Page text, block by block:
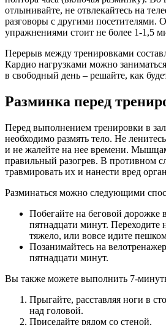
отлынивайте, не отвлекайтесь на
разговоры с другими посетителями.
упражнениями стоит не более 1-1,5
Перерыв между тренировками
Кардио нагрузками можно
в свободный день – решайте, как
Разминка перед
Перед выполнением тренировки в
необходимо размять тело. Не
и не жалейте на нее времени.
правильный разогрев. В противном
травмировать их и нанести вред
Разминаться можно следующими
Побегайте на беговой дорожке
пятнадцати минут. Переходите
тяжело, или вовсе идите
Позанимайтесь на
пятнадцати минут.
Вы также можете выполнить 7-
Прыгайте, расставляя ноги в
над головой.
Приседайте рядом со стеной.